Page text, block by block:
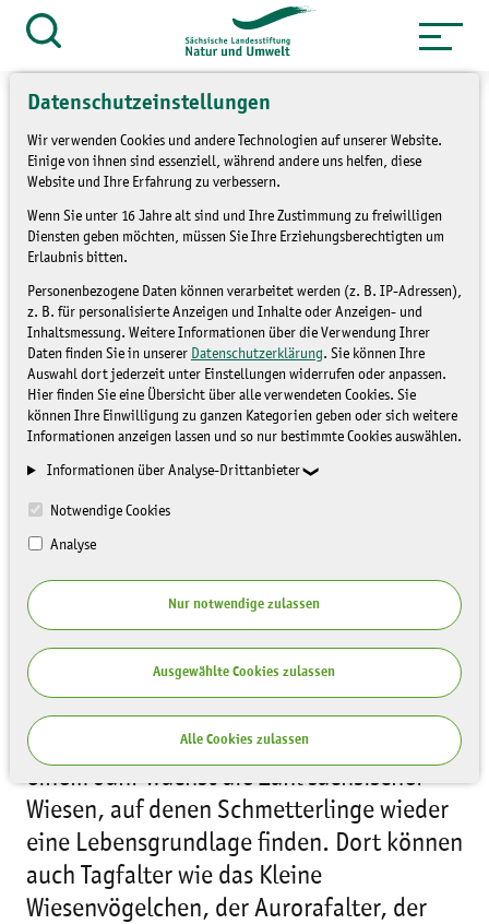
Datenschutzeinstellungen
Wir verwenden Cookies und andere Technologien auf unserer Website.
Einige von ihnen sind essenziell, während andere uns helfen, diese
Website und Ihre Erfahrung zu verbessern.
Wenn Sie unter 16 Jahre alt sind und Ihre Zustimmung zu freiwilligen
Diensten geben möchten, müssen Sie Ihre Erziehungsberechtigten um
Erlaubnis bitten.
Personenbezogene Daten können verarbeitet werden (z. B. IP-Adressen),
z. B. für personalisierte Anzeigen und Inhalte oder Anzeigen- und
Inhaltsmessung. Weitere Informationen über die Verwendung Ihrer
Daten finden Sie in unserer Datenschutzerklärung. Sie können Ihre
Auswahl dort jederzeit unter Einstellungen widerrufen oder anpassen.
Hier finden Sie eine Übersicht über alle verwendeten Cookies. Sie
können Ihre Einwilligung zu ganzen Kategorien geben oder sich weitere
Informationen anzeigen lassen und so nur bestimmte Cookies auswählen.
Informationen über Analyse-Drittanbieter
Notwendige Cookies
Analyse
Nur notwendige zulassen
Ausgewählte Cookies zulassen
Alle Cookies zulassen
Zum
Inhalt
springen
öffnen
Saisonstart für
Schmetterlingsprojekt
NICHT ZUGEORDNET
In Sachsen sind von 125 heimischen
Tagfalterarten bereits 14 Prozent
ausgestorben, noch einmal so viele vom
Aussterben bedroht und auch ehemals
häufige Arten werden seltener. Doch seit
einem Jahr wächst die Zahl sächsischer
Wiesen, auf denen Schmetterlinge wieder
eine Lebensgrundlage finden. Dort können
auch Tagfalter wie das Kleine
Wiesenvögelchen, der Aurorafalter, der